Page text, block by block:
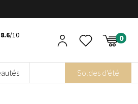
8.6/10
Soldes d'été